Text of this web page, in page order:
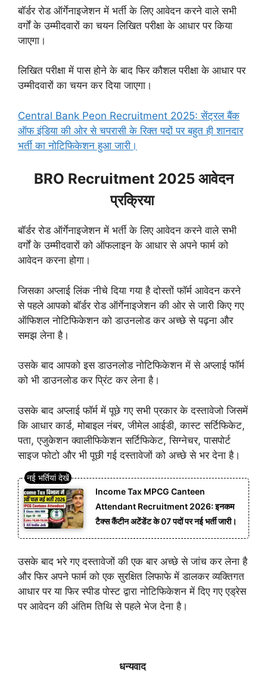
बॉर्डर रोड ऑर्गेनाइजेशन में भर्ती के लिए आवेदन करने वाले सभी
वर्गों के उम्मीदवारों का चयन लिखित परीक्षा के आधार पर किया
जाएगा।
लिखित परीक्षा में पास होने के बाद फिर कौशल परीक्षा के आधार पर
उम्मीदवारों का चयन कर दिया जाएगा।
Central Bank Peon Recruitment 2025: सेंट्रल बैंक
ऑफ इंडिया की ओर से चपरासी के रिक्त पदों पर बहुत ही शानदार
भर्ती का नोटिफिकेशन हुआ जारी।
BRO Recruitment 2025 आवेदन
प्रक्रिया
बॉर्डर रोड ऑर्गेनाइजेशन में भर्ती के लिए आवेदन करने वाले सभी
वर्गों के उम्मीदवारों को ऑफलाइन के आधार से अपने फार्म को
आवेदन करना होगा।
जिसका अप्लाई लिंक नीचे दिया गया है दोस्तों फॉर्म आवेदन करने
से पहले आपको बॉर्डर रोड ऑर्गेनाइजेशन की ओर से जारी किए गए
ऑफिशल नोटिफिकेशन को डाउनलोड कर अच्छे से पढ़ना और
समझ लेना है।
उसके बाद आपको इस डाउनलोड नोटिफिकेशन में से अप्लाई फॉर्म
को भी डाउनलोड कर प्रिंट कर लेना है।
उसके बाद अप्लाई फॉर्म में पूछे गए सभी प्रकार के दस्तावेजो जिसमें
कि आधार कार्ड, मोबाइल नंबर, जीमेल आईडी, कास्ट सर्टिफिकेट,
पता, एजुकेशन क्वालीफिकेशन सर्टिफिकेट, सिग्नेचर, पासपोर्ट
साइज फोटो और भी पूछी गई दस्तावेजों को अच्छे से भर देना है।
Income Tax MPCG Canteen
Attendant Recruitment 2026: इनकम
टैक्स कैंटीन अटेंडेंट के 07 पदों पर नई भर्ती जारी।
उसके बाद भरे गए दस्तावेजों की एक बार अच्छे से जांच कर लेना है
और फिर अपने फार्म को एक सुरक्षित लिफाफे में डालकर व्यक्तिगत
आधार पर या फिर स्पीड पोस्ट द्वारा नोटिफिकेशन में दिए गए एड्रेस
पर आवेदन की अंतिम तिथि से पहले भेज देना है।
धन्यवाद